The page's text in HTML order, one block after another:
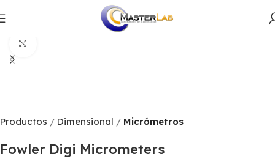
Dimensional Micrómetros
Productos Dimensional Micrómetros
Fowler Digi Micrometers